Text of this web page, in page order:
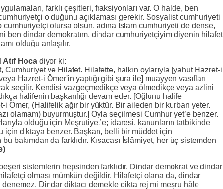
farklı çeşitleri, fraksiyonları var. O halde, ben
olduğunu açıklaması gerekir. Sosyalist cumhuriyeti
olursa olsun, adına İslam cumhuriyeti de dense,
ben dindar demokratım, dindar cumhuriyetçiyim diyenin hilafet
olduğu anlaşılır.
Atıf Hoca diyor ki:
Cumhuriyet ve Hilafet. Hilafette, halkın oylarıyla [yahut Hazret-i
Hazret-i Ömer'in yaptığı gibi şura ile] muayyen vasıfları
seçilir. Kendisi vazgeçmedikçe veya ölmedikçe veya azlini
halifenin başkanlığı devam eder. [Oğlunu halife
i Ömer, (Halifelik ağır bir yüktür. Bir aileden bir kurban yeter.
olamam) buyurmuştur.] Oyla seçilmesi Cumhuriyet’e benzer.
olduğu için Meşrutiyet’e; idaresi, kanunların tatbikinde
için diktaya benzer. Başkan, belli bir müddet için
bakımdan da farklıdır. Kısacası İslâmiyet, her üç sistemden
sistemlerin hepsinden farklıdır. Dindar demokrat ve dindar
olması mümkün değildir. Hilafetçi olana da, dindar
Dindar diktacı demekle dikta rejimi meşru hâle